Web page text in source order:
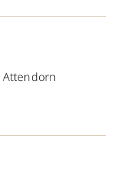
Attendorn